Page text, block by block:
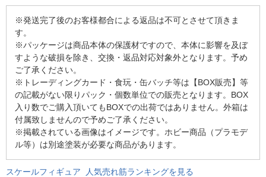
※発送完了後のお客様都合による返品は不可とさせて頂きま
す。
※パッケージは商品本体の保護材ですので、本体に影響を及ぼ
すような破損を除き、交換・返品対応対象外となります。予め
ご了承ください。
※トレーディングカード・食玩・缶バッチ等は【BOX販売】等
の記載がない限りパック・個数単位での販売となります。BOX
入り数でご購入頂いてもBOXでの出荷ではありません。外箱は
付属致しませんので予めご了承ください。
※掲載されている画像はイメージです。ホビー商品（プラモデ
ル等）は別途塗装が必要な商品があります。
スケールフィギュア 人気売れ筋ランキングを見る